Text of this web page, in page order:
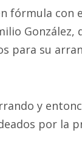
fórmula con
para su
y
por la